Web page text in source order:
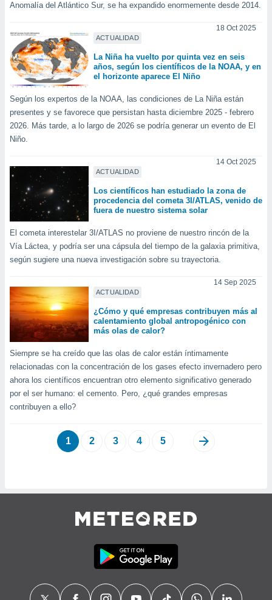
Anomalía del Atlántico Sur, se ha expandido enormemente desde 2014.
ACTUALIDAD
18 Oct 2025
La Niña ha vuelto por quinta vez en seis
años, según los científicos de la NOAA, y en
el horizonte aparece El Niño
Según los expertos de la NOAA, las condiciones de La Niña están
presentes y se favorece que persistan hasta diciembre 2025 - febrero
2026. Más tarde, a lo largo de 2026 se podría generar un evento de El
Niño.
ACTUALIDAD
14 Oct 2025
Los científicos han estudiado la zona de
procedencia del cometa 3I/ATLAS, venido de
fuera de nuestro sistema solar
El cometa interestelar 3I/ATLAS no proviene de nuestro rincón de la
Vía Láctea, y podría ser una cápsula del tiempo de la galaxia primitiva,
según sugiere una nueva investigación sobre su trayectoria.
ACTUALIDAD
14 Sep 2025
¿Cómo y qué empresas contribuyen más al
calentamiento global antropogénico con
más olas de calor?
Siempre se ha creído que las olas de calor están íntimamente
relacionadas con la concentración de los gases efecto invernadero pero
ahora los científicos encuentran otro elemento significativo generado
por el ser humano: el cemento. Pero, ¿qué grandes empresas
contribuyen a ello?
1 2 3 4 5